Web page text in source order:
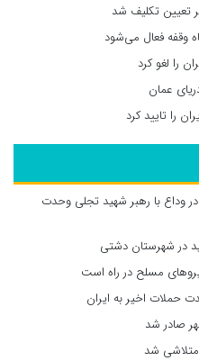
تعیین تکلیف شد
وقفه فعال می‌شود
را لغو کرد
عمان
را تایید کرد
وداع با رهبر شهید تجلی وحدت
در شهرستان دشتی
مسلح در راه است
حملات اخیر به ایران
صادر شد